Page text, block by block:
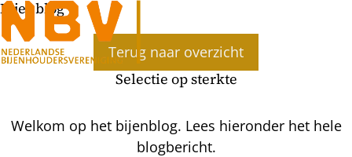
Bijenblog
Terug naar overzicht
Selectie op sterkte
Welkom op het bijenblog. Lees hieronder het hele
blogbericht.